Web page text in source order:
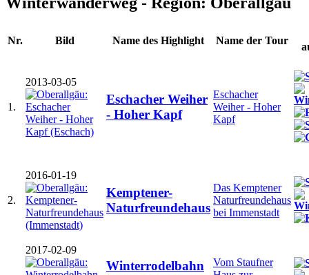
Nr. Bild Name des Highlight Name der Tour
1.
2013-03-05
Eschacher Weiher
- Hoher Kapf
Eschacher
Weiher - Hoher
Kapf
2.
2016-01-19
Kemptener-
Naturfreundehaus
Das Kemptener
Naturfreundehaus
bei Immenstadt
2017-02-09
Winterrodelbahn
Vom Staufner